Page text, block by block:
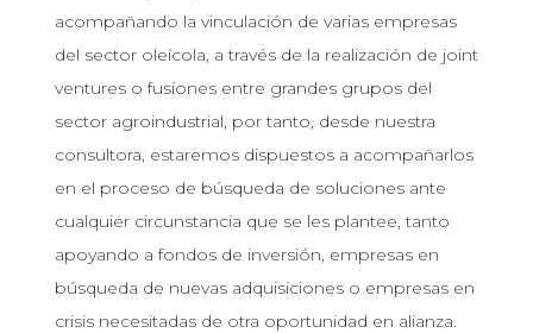
acompañando la vinculación de varias empresas
del sector oleícola, a través de la realización de joint
ventures o fusiones entre grandes grupos del
sector agroindustrial, por tanto, desde nuestra
consultora, estaremos dispuestos a acompañarlos
en el proceso de búsqueda de soluciones ante
cualquier circunstancia que se les plantee, tanto
apoyando a fondos de inversión, empresas en
búsqueda de nuevas adquisiciones o empresas en
crisis necesitadas de otra oportunidad en alianza.